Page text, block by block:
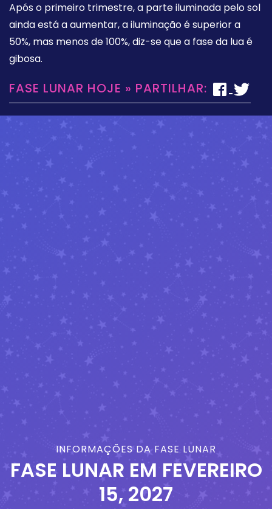
Após o primeiro trimestre, a parte iluminada pelo sol
ainda está a aumentar, a iluminação é superior a
50%, mas menos de 100%, diz-se que a fase da lua é
gibosa.
FASE LUNAR HOJE » PARTILHAR:
INFORMAÇÕES DA FASE LUNAR
FASE LUNAR EM FEVEREIRO
15, 2027